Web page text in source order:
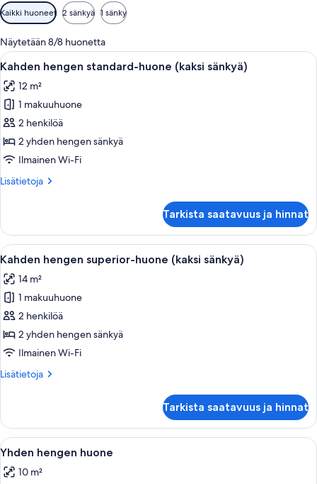
Huoneille
saatavilla
olevia
suodattimia
Kaikki huoneet 2 sänkyä 1 sänky
Näytetään 8/8 huonetta
Avaa
kaikki
huonetyypin
Kahden
hengen
standard-
huone
sänkyä)
Hotellihuone, jossa on sänky, vihreä
5
Kahden hengen standard-huone (kaksi sänkyä)
12 m²
1 makuuhuone
2 henkilöä
2 yhden hengen sänkyä
Ilmainen Wi-Fi
Lisätietoja
Lisätietoja
standard-
huone
(kaksi
Tarkista saatavuus ja hinnat
Avaa
kaikki
huonetyypin
Kahden
hengen
superior-
huone
sänkyä)
Hotellihuone, jossa on kaksi
5
Kahden hengen superior-huone (kaksi sänkyä)
14 m²
1 makuuhuone
2 henkilöä
2 yhden hengen sänkyä
Ilmainen Wi-Fi
Lisätietoja
Lisätietoja
superior-
huone
(kaksi
Tarkista saatavuus ja hinnat
Avaa
kaikki
huonetyypin
Hotellihuone, jossa on sänky,
5
Yhden hengen huone
10 m²